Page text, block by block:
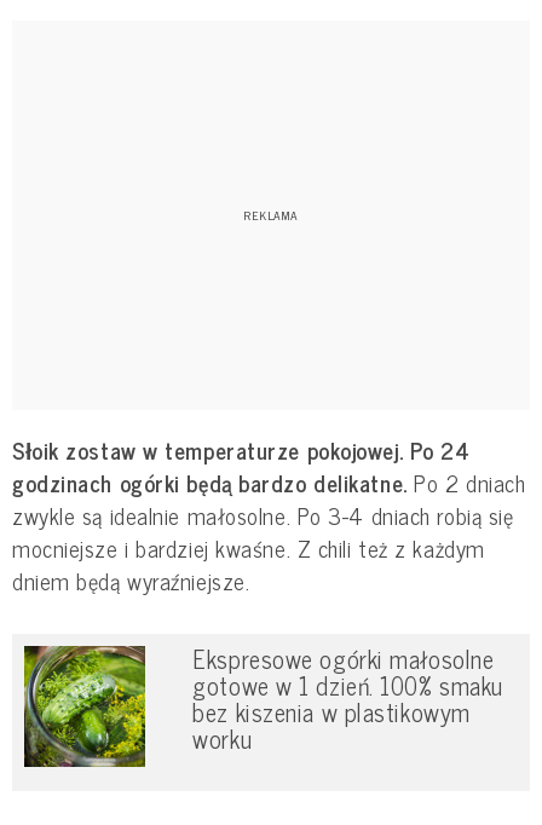
Słoik zostaw w temperaturze pokojowej. Po 24
godzinach ogórki będą bardzo delikatne. Po 2 dniach
zwykle są idealnie małosolne. Po 3-4 dniach robią się
mocniejsze i bardziej kwaśne. Z chili też z każdym
dniem będą wyraźniejsze.
Ekspresowe ogórki małosolne
gotowe w 1 dzień. 100% smaku
bez kiszenia w plastikowym
worku